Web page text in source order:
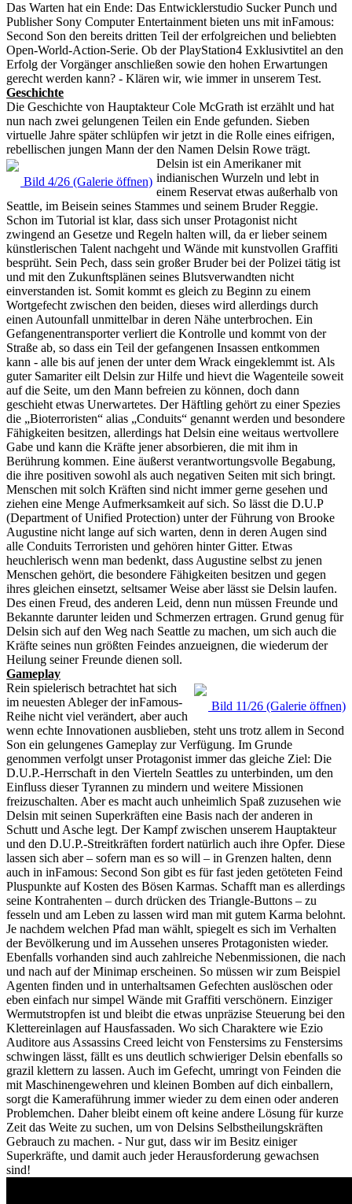
Das Warten hat ein Ende: Das Entwicklerstudio Sucker Punch und
Publisher Sony Computer Entertainment bieten uns mit inFamous:
Second Son den bereits dritten Teil der erfolgreichen und beliebten
Open-World-Action-Serie. Ob der PlayStation4 Exklusivtitel an den
Erfolg der Vorgänger anschließen sowie den hohen Erwartungen
gerecht werden kann? - Klären wir, wie immer in unserem Test.
Geschichte
Die Geschichte von Hauptakteur Cole McGrath ist erzählt und hat
nun nach zwei gelungenen Teilen ein Ende gefunden. Sieben
virtuelle Jahre später schlüpfen wir jetzt in die Rolle eines eifrigen,
rebellischen jungen Mann der den Namen Delsin Rowe trägt.
Bild 4/26 (Galerie öffnen)
Delsin ist ein Amerikaner mit
indianischen Wurzeln und lebt in
einem Reservat etwas außerhalb von
Seattle, im Beisein seines Stammes und seinem Bruder Reggie.
Schon im Tutorial ist klar, dass sich unser Protagonist nicht
zwingend an Gesetze und Regeln halten will, da er lieber seinem
künstlerischen Talent nachgeht und Wände mit kunstvollen Graffiti
besprüht. Sein Pech, dass sein großer Bruder bei der Polizei tätig ist
und mit den Zukunftsplänen seines Blutsverwandten nicht
einverstanden ist. Somit kommt es gleich zu Beginn zu einem
Wortgefecht zwischen den beiden, dieses wird allerdings durch
einen Autounfall unmittelbar in deren Nähe unterbrochen. Ein
Gefangenentransporter verliert die Kontrolle und kommt von der
Straße ab, so dass ein Teil der gefangenen Insassen entkommen
kann - alle bis auf jenen der unter dem Wrack eingeklemmt ist. Als
guter Samariter eilt Delsin zur Hilfe und hievt die Wagenteile soweit
auf die Seite, um den Mann befreien zu können, doch dann
geschieht etwas Unerwartetes. Der Häftling gehört zu einer Spezies
die „Bioterroristen“ alias „Conduits“ genannt werden und besondere
Fähigkeiten besitzen, allerdings hat Delsin eine weitaus wertvollere
Gabe und kann die Kräfte jener absorbieren, die mit ihm in
Berührung kommen. Eine äußerst verantwortungsvolle Begabung,
die ihre positiven sowohl als auch negativen Seiten mit sich bringt.
Menschen mit solch Kräften sind nicht immer gerne gesehen und
ziehen eine Menge Aufmerksamkeit auf sich. So lässt die D.U.P
(Department of Unified Protection) unter der Führung von Brooke
Augustine nicht lange auf sich warten, denn in deren Augen sind
alle Conduits Terroristen und gehören hinter Gitter. Etwas
heuchlerisch wenn man bedenkt, dass Augustine selbst zu jenen
Menschen gehört, die besondere Fähigkeiten besitzen und gegen
ihres gleichen einsetzt, seltsamer Weise aber lässt sie Delsin laufen.
Des einen Freud, des anderen Leid, denn nun müssen Freunde und
Bekannte darunter leiden und Schmerzen ertragen. Grund genug für
Delsin sich auf den Weg nach Seattle zu machen, um sich auch die
Kräfte seines nun größten Feindes anzueignen, die wiederum der
Heilung seiner Freunde dienen soll.
Gameplay
Bild 11/26 (Galerie öffnen)
Rein spielerisch betrachtet hat sich
im neuesten Ableger der inFamous-
Reihe nicht viel verändert, aber auch
wenn echte Innovationen ausblieben, steht uns trotz allem in Second
Son ein gelungenes Gameplay zur Verfügung. Im Grunde
genommen verfolgt unser Protagonist immer das gleiche Ziel: Die
D.U.P.-Herrschaft in den Vierteln Seattles zu unterbinden, um den
Einfluss dieser Tyrannen zu mindern und weitere Missionen
freizuschalten. Aber es macht auch unheimlich Spaß zuzusehen wie
Delsin mit seinen Superkräften eine Basis nach der anderen in
Schutt und Asche legt. Der Kampf zwischen unserem Hauptakteur
und den D.U.P.-Streitkräften fordert natürlich auch ihre Opfer. Diese
lassen sich aber – sofern man es so will – in Grenzen halten, denn
auch in inFamous: Second Son gibt es für fast jeden getöteten Feind
Pluspunkte auf Kosten des Bösen Karmas. Schafft man es allerdings
seine Kontrahenten – durch drücken des Triangle-Buttons – zu
fesseln und am Leben zu lassen wird man mit gutem Karma belohnt.
Je nachdem welchen Pfad man wählt, spiegelt es sich im Verhalten
der Bevölkerung und im Aussehen unseres Protagonisten wieder.
Ebenfalls vorhanden sind auch zahlreiche Nebenmissionen, die nach
und nach auf der Minimap erscheinen. So müssen wir zum Beispiel
Agenten finden und in unterhaltsamen Gefechten auslöschen oder
eben einfach nur simpel Wände mit Graffiti verschönern. Einziger
Wermutstropfen ist und bleibt die etwas unpräzise Steuerung bei den
Klettereinlagen auf Hausfassaden. Wo sich Charaktere wie Ezio
Auditore aus Assassins Creed leicht von Fenstersims zu Fenstersims
schwingen lässt, fällt es uns deutlich schwieriger Delsin ebenfalls so
grazil klettern zu lassen. Auch im Gefecht, umringt von Feinden die
mit Maschinengewehren und kleinen Bomben auf dich einballern,
sorgt die Kameraführung immer wieder zu dem einen oder anderen
Problemchen. Daher bleibt einem oft keine andere Lösung für kurze
Zeit das Weite zu suchen, um von Delsins Selbstheilungskräften
Gebrauch zu machen. - Nur gut, dass wir im Besitz einiger
Superkräfte, und damit auch jeder Herausforderung gewachsen
sind!